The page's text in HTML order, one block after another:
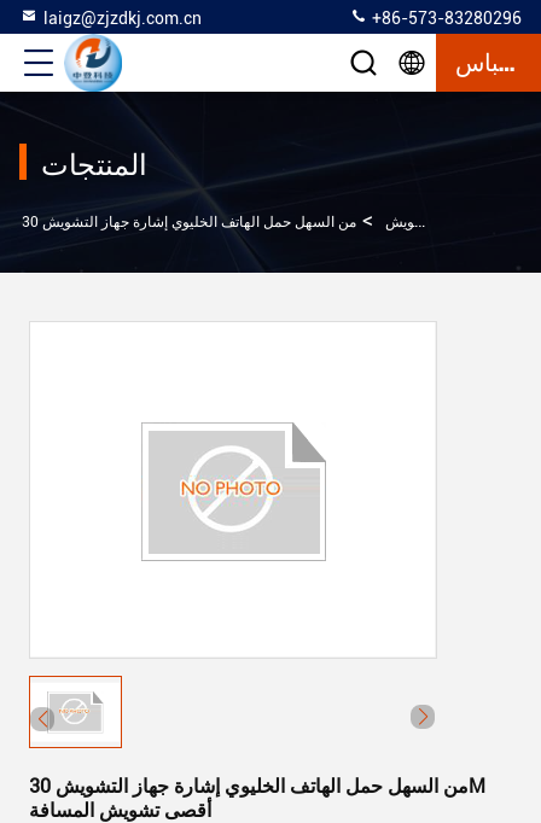
laigz@zjzdkj.com.cn +86-573-83280296
إقتباس
المنتجات
الهاتف الخليوي اشارة جهاز التشويش >
من السهل حمل الهاتف الخليوي إشارة جهاز التشويش 30M
أقصى تشويش المسافة